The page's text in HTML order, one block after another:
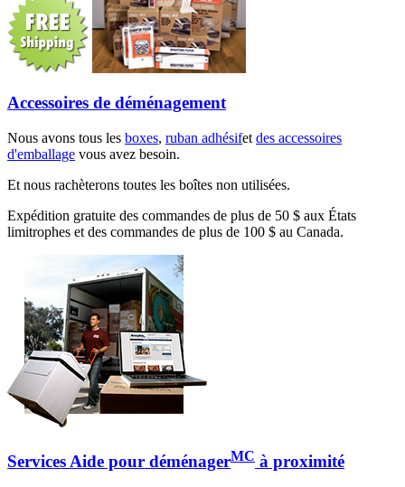
Accessoires de déménagement
Nous avons tous les boxes, ruban adhésifet des accessoires
d'emballage vous avez besoin.
Et nous rachèterons toutes les boîtes non utilisées.
Expédition gratuite des commandes de plus de 50 $ aux États
limitrophes et des commandes de plus de 100 $ au Canada.
Services Aide pour déménagerMC à proximité